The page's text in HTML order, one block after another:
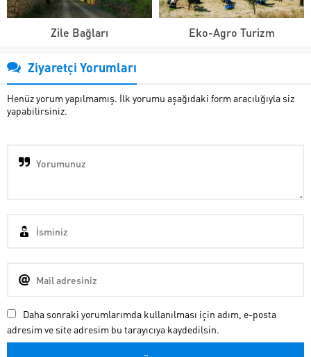
Zile Bağları Eko-Agro Turizm
Ziyaretçi Yorumları
Henüz yorum yapılmamış. İlk yorumu aşağıdaki form aracılığıyla siz
yapabilirsiniz.
Daha sonraki yorumlarımda kullanılması için adım, e-posta
adresim ve site adresim bu tarayıcıya kaydedilsin.